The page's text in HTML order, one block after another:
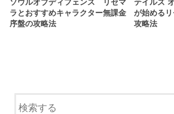
ソウルオブディフェンス リセマ
ラとおすすめキャラクター無課金
序盤の攻略法
テイルズ
が始める
攻略法